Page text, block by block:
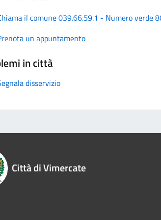
il comune 039.66.59.1 - Numero verde
un appuntamento
in città
disservizio
Città di Vimercate